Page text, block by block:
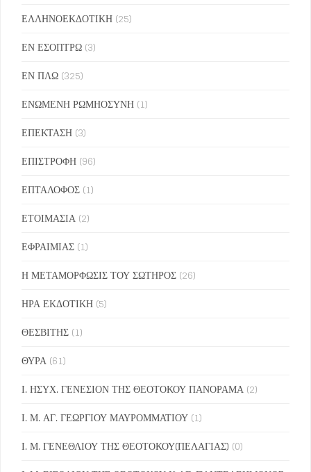
ΕΛΛΗΝΟΕΚΔΟΤΙΚΗ (25)
ΕΝ ΕΣΟΠΤΡΩ (3)
ΕΝ ΠΛΩ (325)
ΕΝΩΜΕΝΗ ΡΩΜΗΟΣΥΝΗ (1)
ΕΠΕΚΤΑΣΗ (3)
ΕΠΙΣΤΡΟΦΗ (96)
ΕΠΤΑΛΟΦΟΣ (1)
ΕΤΟΙΜΑΣΙΑ (2)
ΕΦΡΑΙΜΙΑΣ (1)
Η ΜΕΤΑΜΟΡΦΩΣΙΣ ΤΟΥ ΣΩΤΗΡΟΣ (26)
ΗΡΑ ΕΚΔΟΤΙΚΗ (5)
ΘΕΣΒΙΤΗΣ (1)
ΘΥΡΑ (61)
Ι. ΗΣΥΧ. ΓΕΝΕΣΙΟΝ ΤΗΣ ΘΕΟΤΟΚΟΥ ΠΑΝΟΡΑΜΑ (2)
Ι. Μ. ΑΓ. ΓΕΩΡΓΙΟΥ ΜΑΥΡΟΜΜΑΤΙΟΥ (1)
Ι. Μ. ΓΕΝΕΘΛΙΟΥ ΤΗΣ ΘΕΟΤΟΚΟΥ(ΠΕΛΑΓΙΑΣ) (0)